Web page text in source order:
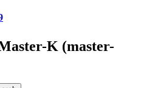
K (master-